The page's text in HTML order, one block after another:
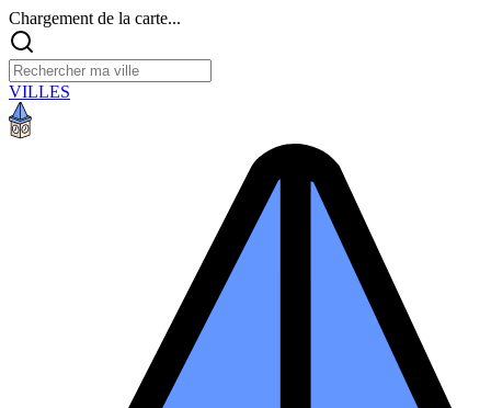
Chargement de la carte...
VILLES